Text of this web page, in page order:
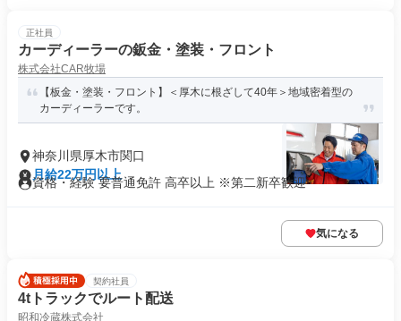
正社員
カーディーラーの鈑金・塗装・フロント
株式会社CAR牧場
【板金・塗装・フロント】＜厚木に根ざして40年＞地域密着型の
カーディーラーです。
神奈川県厚木市関口
月給22万円以上
資格・経験 要普通免許 高卒以上 ※第二新卒歓迎
気になる
契約社員
4tトラックでルート配送
昭和冷蔵株式会社